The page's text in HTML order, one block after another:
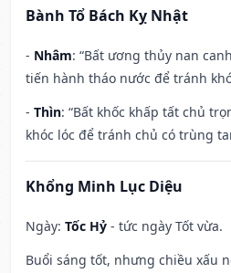
Bành Tổ Bách Kỵ Nhật
- Nhâm: “Bất ương thủy nan
tiến hành tháo nước để tránh
- Thìn: “Bất khốc khấp tất chủ
khóc lóc để tránh chủ có trùng
Khổng Minh Lục Diệu
Ngày: Tốc Hỷ - tức ngày Tốt vừa.
Buổi sáng tốt, nhưng chiều xấu